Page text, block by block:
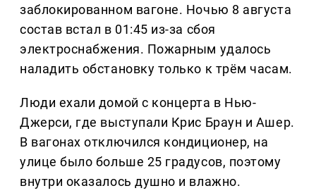
заблокированном вагоне. Ночью 8 августа
состав встал в 01:45 из-за сбоя
электроснабжения. Пожарным удалось
наладить обстановку только к трём часам.
Люди ехали домой с концерта в Нью-
Джерси, где выступали Крис Браун и Ашер.
В вагонах отключился кондиционер, на
улице было больше 25 градусов, поэтому
внутри оказалось душно и влажно.